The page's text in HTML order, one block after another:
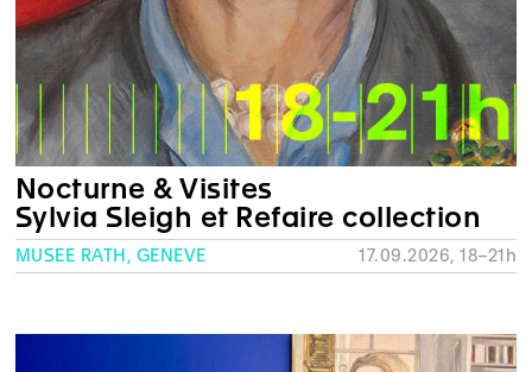
Nocturne & Visites
Sylvia Sleigh et Refaire collection
MUSÉE RATH, GENÈVE 17.09.2026, 18–21h